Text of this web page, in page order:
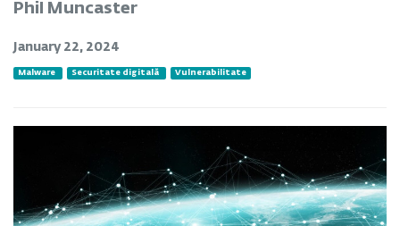
Phil Muncaster
January 22, 2024
Malware Securitate digitală Vulnerabilitate